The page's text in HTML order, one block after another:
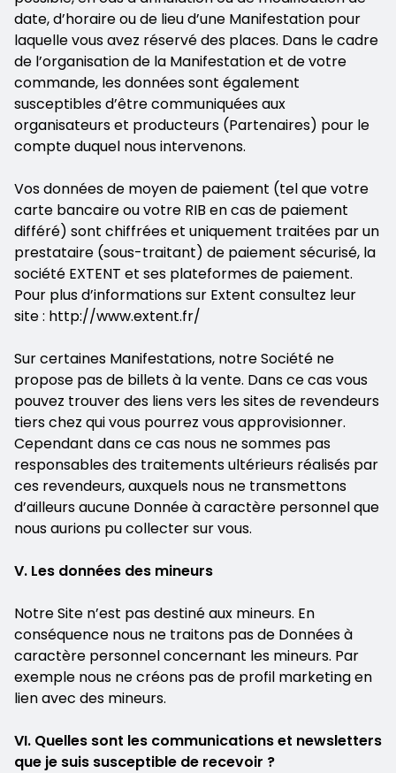
date, d’horaire ou de lieu d’une Manifestation pour
laquelle vous avez réservé des places. Dans le cadre
de l’organisation de la Manifestation et de votre
commande, les données sont également
susceptibles d’être communiquées aux
organisateurs et producteurs (Partenaires) pour le
compte duquel nous intervenons.
Vos données de moyen de paiement (tel que votre
carte bancaire ou votre RIB en cas de paiement
différé) sont chiffrées et uniquement traitées par un
prestataire (sous-traitant) de paiement sécurisé, la
société EXTENT et ses plateformes de paiement.
Pour plus d’informations sur Extent consultez leur
site : http://www.extent.fr/
Sur certaines Manifestations, notre Société ne
propose pas de billets à la vente. Dans ce cas vous
pouvez trouver des liens vers les sites de revendeurs
tiers chez qui vous pourrez vous approvisionner.
Cependant dans ce cas nous ne sommes pas
responsables des traitements ultérieurs réalisés par
ces revendeurs, auxquels nous ne transmettons
d’ailleurs aucune Donnée à caractère personnel que
nous aurions pu collecter sur vous.
V. Les données des mineurs
Notre Site n’est pas destiné aux mineurs. En
conséquence nous ne traitons pas de Données à
caractère personnel concernant les mineurs. Par
exemple nous ne créons pas de profil marketing en
lien avec des mineurs.
VI. Quelles sont les communications et newsletters
que je suis susceptible de recevoir ?